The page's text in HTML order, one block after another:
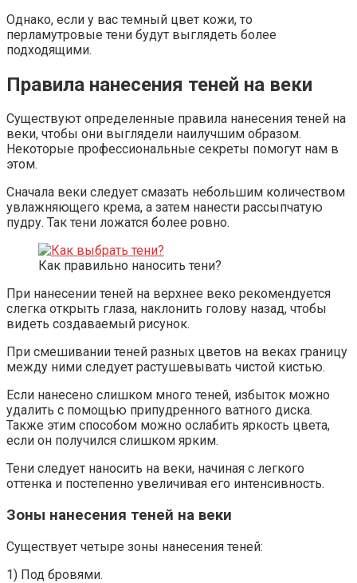
Однако, если у вас темный цвет кожи, то
перламутровые тени будут выглядеть более
подходящими.
Правила нанесения теней на веки
Существуют определенные правила нанесения теней на
веки, чтобы они выглядели наилучшим образом.
Некоторые профессиональные секреты помогут нам в
этом.
Сначала веки следует смазать небольшим количеством
увлажняющего крема, а затем нанести рассыпчатую
пудру. Так тени ложатся более ровно.
Как правильно наносить тени?
При нанесении теней на верхнее веко рекомендуется
слегка открыть глаза, наклонить голову назад, чтобы
видеть создаваемый рисунок.
При смешивании теней разных цветов на веках границу
между ними следует растушевывать чистой кистью.
Если нанесено слишком много теней, избыток можно
удалить с помощью припудренного ватного диска.
Также этим способом можно ослабить яркость цвета,
если он получился слишком ярким.
Тени следует наносить на веки, начиная с легкого
оттенка и постепенно увеличивая его интенсивность.
Зоны нанесения теней на веки
Существует четыре зоны нанесения теней:
1) Под бровями.